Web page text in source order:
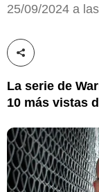
25/09/2024 a
Compartir esta
La serie de
10 más vistas